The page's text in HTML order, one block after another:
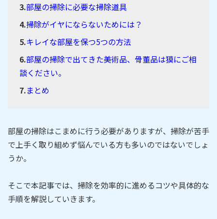
部屋の掃除に必要な掃除道具
掃除がイヤにならないためには？
キレイな部屋を保つ5つの方法
部屋の掃除で出てきた美術品、骨董品は獏にご相
談ください。
まとめ
部屋の掃除はこまめに行う必要がありますが、掃除が苦手
で上手く取り組めず悩んでいる方も多いのではないでしょ
うか。
そこで本記事では、掃除を効率的に進めるコツや具体的な
手順を解説していきます。